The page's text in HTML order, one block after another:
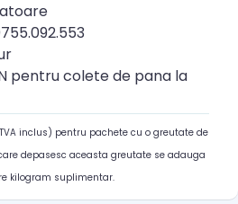
pentru colete de pana la
inclus) pentru pachete cu o greutate de
depasesc aceasta greutate se adauga
kilogram suplimentar.